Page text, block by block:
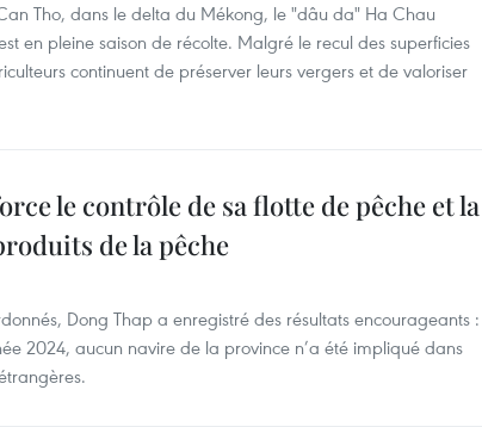
Tho, dans le delta du Mékong, le "dâu da" Ha Chau
en pleine saison de récolte. Malgré le recul des superficies
continuent de préserver leurs vergers et de valoriser
le contrôle de sa flotte de pêche et la
de la pêche
Dong Thap a enregistré des résultats encourageants :
2024, aucun navire de la province n’a été impliqué dans